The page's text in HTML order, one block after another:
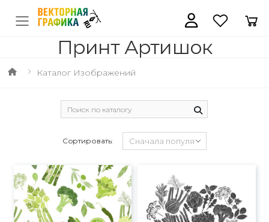
Принт Артишок
Каталог Изображений
Сортировать: